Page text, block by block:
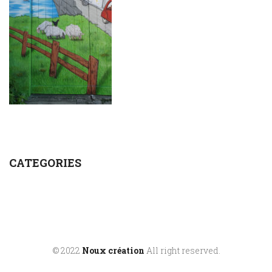
CATEGORIES
© 2022 Noux création All right reserved.